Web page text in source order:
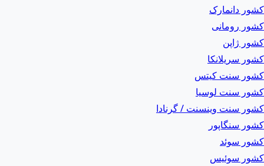
کشور دانمارک
کشور رومانی
کشور ژاپن
کشور سریلانکا
کشور سنت کیتس
کشور سنت لوسیا
کشور سنت وینسنت / گرنادا
کشور سنگاپور
کشور سوئد
کشور سوئیس